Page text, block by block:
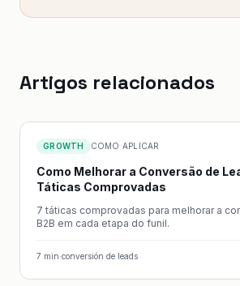
Artigos relacionados
GROWTH COMO APLICAR
Como Melhorar a Conversão de
Táticas Comprovadas
7 táticas comprovadas para melhorar a
B2B em cada etapa do funil.
7 min·conversión de leads